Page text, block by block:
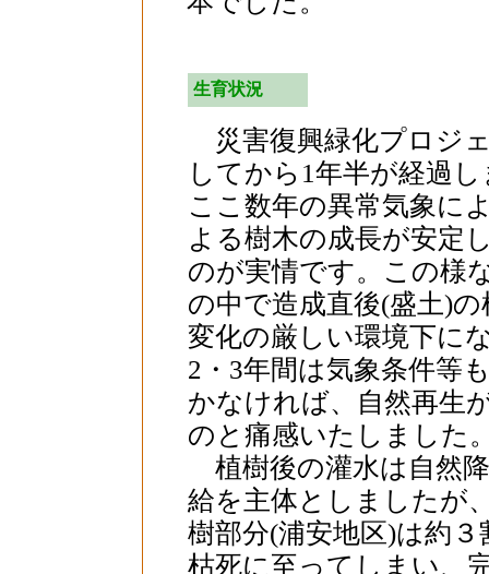
生育状況
災害復興緑化プロジ
してから1年半が経過
ここ数年の異常気象に
よる樹木の成長が安定
のが実情です。この様
の中で造成直後(盛土)
変化の厳しい環境下に
2・3年間は気象条件等
かなければ、自然再生
のと痛感いたしました
植樹後の灌水は自然
給を主体としましたが
樹部分(浦安地区)は約３
枯死に至ってしまい、